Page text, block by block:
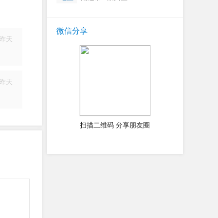
昨天
昨天
微信分享
扫描二维码 分享朋友圈